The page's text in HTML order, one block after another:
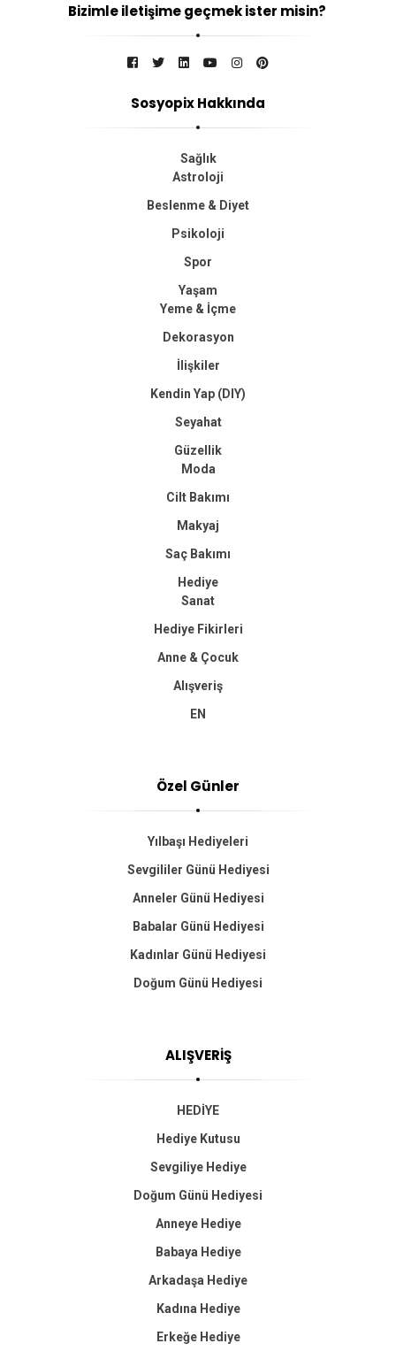
Bizimle iletişime geçmek ister misin?
Sosyopix Hakkında
Sağlık
Astroloji
Beslenme & Diyet
Psikoloji
Spor
Yaşam
Yeme & İçme
Dekorasyon
İlişkiler
Kendin Yap (DIY)
Seyahat
Güzellik
Moda
Cilt Bakımı
Makyaj
Saç Bakımı
Hediye
Sanat
Hediye Fikirleri
Anne & Çocuk
Alışveriş
EN
Özel Günler
Yılbaşı Hediyeleri
Sevgililer Günü Hediyesi
Anneler Günü Hediyesi
Babalar Günü Hediyesi
Kadınlar Günü Hediyesi
Doğum Günü Hediyesi
ALIŞVERİŞ
HEDİYE
Hediye Kutusu
Sevgiliye Hediye
Doğum Günü Hediyesi
Anneye Hediye
Babaya Hediye
Arkadaşa Hediye
Kadına Hediye
Erkeğe Hediye